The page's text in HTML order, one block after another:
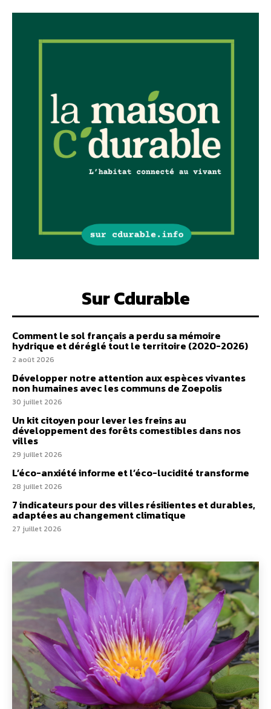
Sur Cdurable
Comment le sol français a perdu sa mémoire
hydrique et déréglé tout le territoire (2020-2026)
2 août 2026
Développer notre attention aux espèces vivantes
non humaines avec les communs de Zoepolis
30 juillet 2026
Un kit citoyen pour lever les freins au
développement des forêts comestibles dans nos
villes
29 juillet 2026
L’éco-anxiété informe et l’éco-lucidité transforme
28 juillet 2026
7 indicateurs pour des villes résilientes et durables,
adaptées au changement climatique
27 juillet 2026